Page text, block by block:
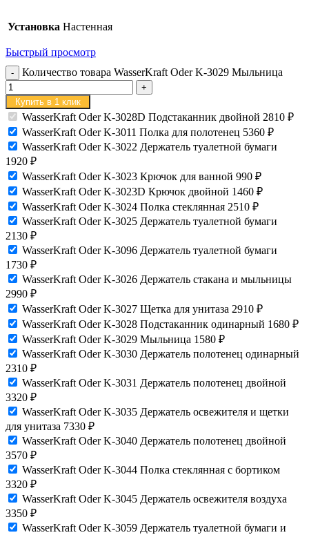
Установка Настенная
Быстрый просмотр
Количество товара WasserKraft Oder K-3029 Мыльница
Купить в 1 клик
WasserKraft Oder K-3028D Подстаканник двойной 2810 ₽
WasserKraft Oder K-3011 Полка для полотенец 5360 ₽
WasserKraft Oder K-3022 Держатель туалетной бумаги
1920 ₽
WasserKraft Oder K-3023 Крючок для ванной 990 ₽
WasserKraft Oder K-3023D Крючок двойной 1460 ₽
WasserKraft Oder K-3024 Полка стеклянная 2510 ₽
WasserKraft Oder K-3025 Держатель туалетной бумаги
2130 ₽
WasserKraft Oder K-3096 Держатель туалетной бумаги
1730 ₽
WasserKraft Oder K-3026 Держатель стакана и мыльницы
2990 ₽
WasserKraft Oder K-3027 Щетка для унитаза 2910 ₽
WasserKraft Oder K-3028 Подстаканник одинарный 1680 ₽
WasserKraft Oder K-3029 Мыльница 1580 ₽
WasserKraft Oder K-3030 Держатель полотенец одинарный
2310 ₽
WasserKraft Oder K-3031 Держатель полотенец двойной
3320 ₽
WasserKraft Oder K-3035 Держатель освежителя и щетки
для унитаза 7330 ₽
WasserKraft Oder K-3040 Держатель полотенец двойной
3570 ₽
WasserKraft Oder K-3044 Полка стеклянная с бортиком
3320 ₽
WasserKraft Oder K-3045 Держатель освежителя воздуха
3350 ₽
WasserKraft Oder K-3059 Держатель туалетной бумаги и